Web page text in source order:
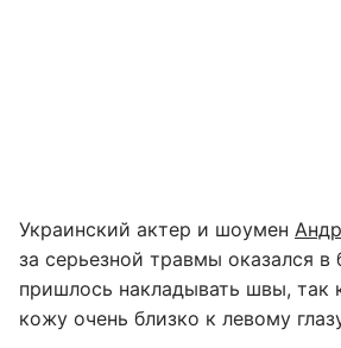
Украинский актер и шоумен
за серьезной травмы оказался в
пришлось накладывать швы, так
кожу очень близко к левому